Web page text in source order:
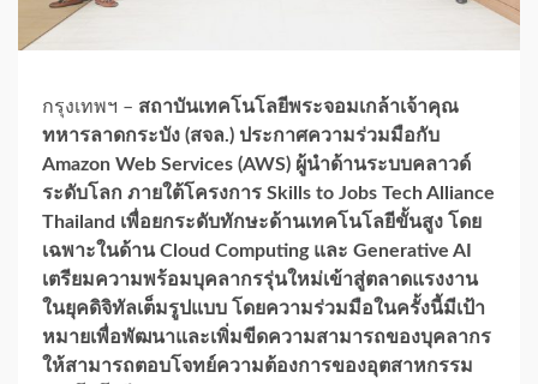
กรุงเทพฯ – สถาบันเทคโนโลยีพระจอมเกล้าเจ้าคุณ
ทหารลาดกระบัง (สจล.) ประกาศความร่วมมือกับ
Amazon Web Services (AWS) ผู้นำด้านระบบคลาวด์
ระดับโลก ภายใต้โครงการ Skills to Jobs Tech Alliance
Thailand เพื่อยกระดับทักษะด้านเทคโนโลยีขั้นสูง โดย
เฉพาะในด้าน Cloud Computing และ Generative AI
เตรียมความพร้อมบุคลากรรุ่นใหม่เข้าสู่ตลาดแรงงาน
ในยุคดิจิทัลเต็มรูปแบบ โดยความร่วมมือในครั้งนี้มีเป้า
หมายเพื่อพัฒนาและเพิ่มขีดความสามารถของบุคลากร
ให้สามารถตอบโจทย์ความต้องการของอุตสาหกรรม